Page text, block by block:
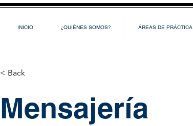
INICIO ¿QUIÉNES SOMOS? ÁREAS DE PRÁCTICA
< Back
Mensajería